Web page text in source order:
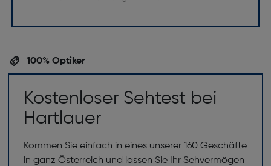
100% Optiker
Kostenloser Sehtest bei
Hartlauer
Kommen Sie einfach in eines unserer 160 Geschäfte
in ganz Österreich und lassen Sie Ihr Sehvermögen